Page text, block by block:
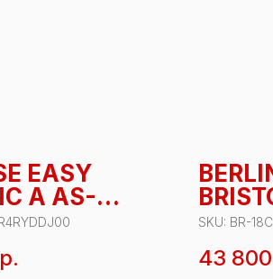
EASY
A AS-
р.
SKU: BR-
43 800